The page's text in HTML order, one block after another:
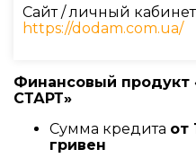
Сайт / личный
https://dodam.com.ua/
Финансовый продукт
СТАРТ»
Сумма кредита от
гривен